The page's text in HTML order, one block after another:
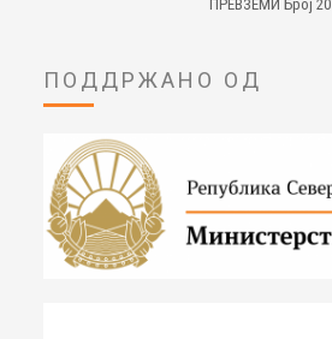
ПРЕВЗЕМИ Број 20
ПОДДРЖАНО ОД